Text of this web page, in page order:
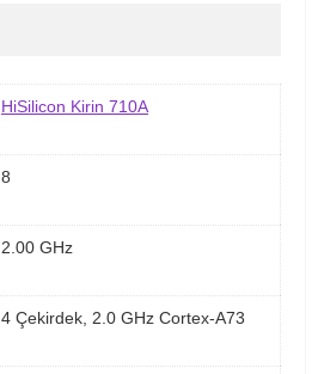
HiSilicon Kirin 710A
8
2.00 GHz
4 Çekirdek, 2.0 GHz Cortex-A73